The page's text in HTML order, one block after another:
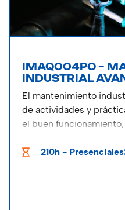
IMAQ004PO –
INDUSTRIAL
El mantenimiento
de actividades y
el buen
instalaciones y
210h -